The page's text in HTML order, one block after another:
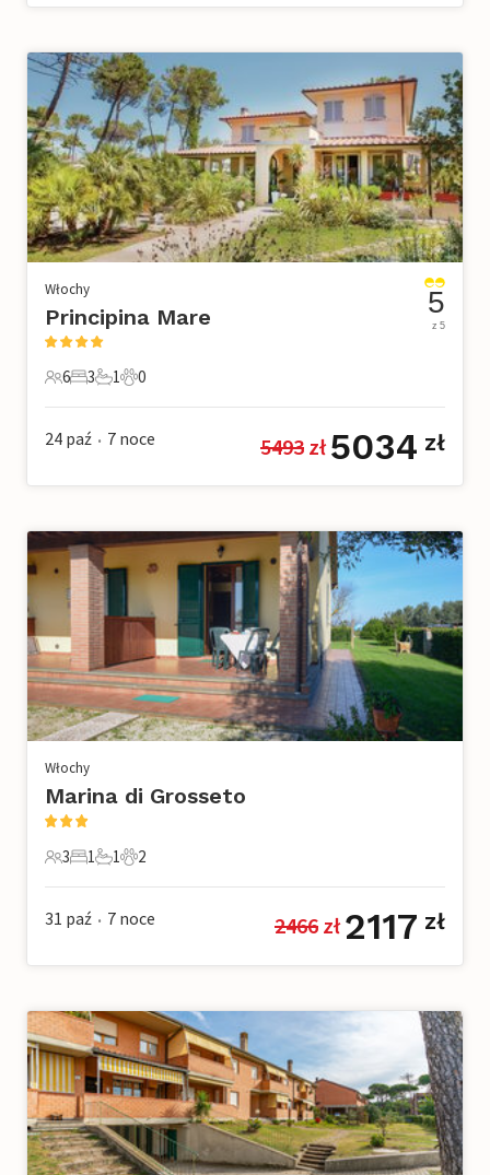
Włochy
Principina Mare
6 Goście
6
3 Sypialnie
3
1 Łazienka
1
0 Zwierzęta domowe
0
5
z 5
24 paź • 7 noce 5493 zł 5034 zł
Włochy
Marina di Grosseto
3 Goście
3
1 Sypialnia
1
1 Łazienka
1
2 Zwierzęta domowe
2
31 paź • 7 noce 2466 zł 2117 zł